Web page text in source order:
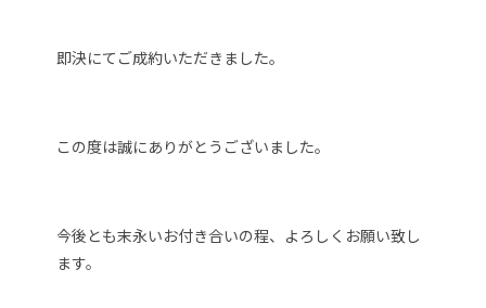
即決にてご成約いただきました。
この度は誠にありがとうございました。
今後とも末永いお付き合いの程、よろしくお願い致し
ます。